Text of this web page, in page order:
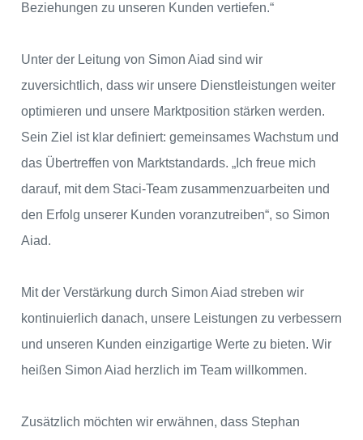
Beziehungen zu unseren Kunden vertiefen.“
Unter der Leitung von Simon Aiad sind wir
zuversichtlich, dass wir unsere Dienstleistungen weiter
optimieren und unsere Marktposition stärken werden.
Sein Ziel ist klar definiert: gemeinsames Wachstum und
das Übertreffen von Marktstandards. „Ich freue mich
darauf, mit dem Staci-Team zusammenzuarbeiten und
den Erfolg unserer Kunden voranzutreiben“, so Simon
Aiad.
Mit der Verstärkung durch Simon Aiad streben wir
kontinuierlich danach, unsere Leistungen zu verbessern
und unseren Kunden einzigartige Werte zu bieten. Wir
heißen Simon Aiad herzlich im Team willkommen.
Zusätzlich möchten wir erwähnen, dass Stephan